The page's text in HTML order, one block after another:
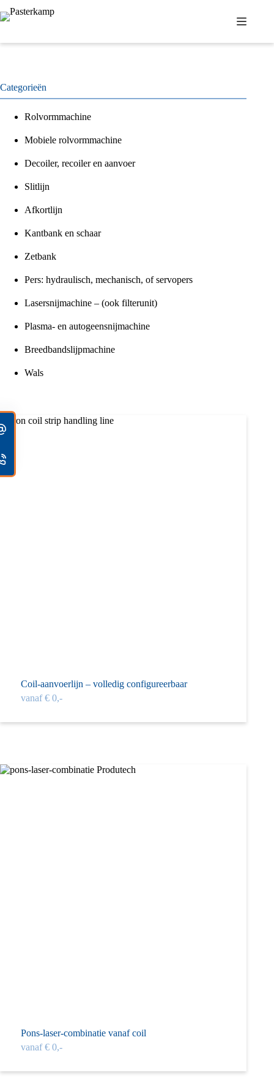
naar
Coil-aanvoerlijn – volledig configureer­baar
vanaf € 0,-
Pons-laser-combinatie vanaf coil
vanaf € 0,-
Categorieën
Rolvormmachine
Mobiele rolvormmachine
Decoiler, recoiler en aanvoer
Slitlijn
Afkortlijn
Kantbank en schaar
Zetbank
Pers: hydraulisch, mechanisch, of servopers
Lasersnijmachine – (ook filterunit)
Plasma- en autogeensnijmachine
Breedbandslijpmachine
Wals